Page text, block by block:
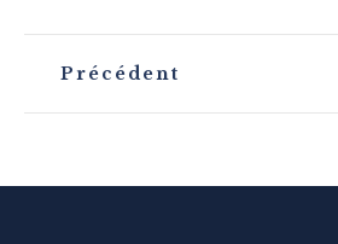
v
t
Précédent